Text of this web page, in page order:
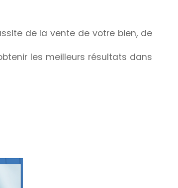
de la vente de votre bien, de
les meilleurs résultats dans